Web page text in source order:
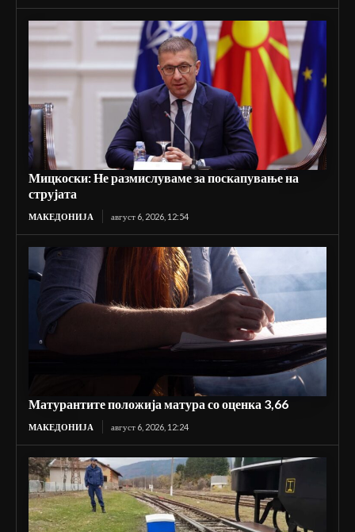
Мицкоски: Не размислуваме за поскапување на
струјата
МАКЕДОНИЈА август 6, 2026, 12:54
Матурантите положија матура со оценка 3,66
МАКЕДОНИЈА август 6, 2026, 12:24